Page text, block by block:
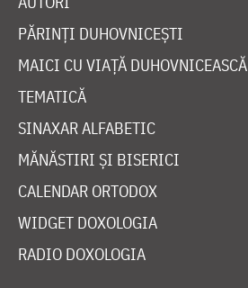
PĂRINȚI DUHOVNICEȘTI
MAICI CU VIAȚĂ DUHOVNICEASCĂ
TEMATICĂ
SINAXAR ALFABETIC
MĂNĂSTIRI ȘI BISERICI
CALENDAR ORTODOX
WIDGET DOXOLOGIA
RADIO DOXOLOGIA